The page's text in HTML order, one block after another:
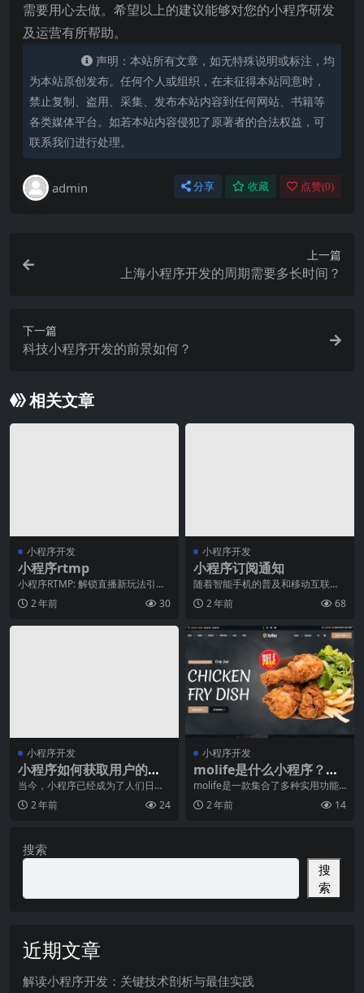
需要用心去做。希望以上的建议能够对您的小程序研发
及运营有所帮助。
声明：本站所有文章，如无特殊说明或标注，均
为本站原创发布。任何个人或组织，在未征得本站同意时，
禁止复制、盗用、采集、发布本站内容到任何网站、书籍等
各类媒体平台。如若本站内容侵犯了原著者的合法权益，可
联系我们进行处理。
admin 分享 收藏 点赞(0)
上一篇
上海小程序开发的周期需要多长时间？
下一篇
科技小程序开发的前景如何？
相关文章
小程序开发
小程序rtmp
小程序RTMP: 解锁直播新玩法引言
近年来，随着移动互联网的高速发
展，实时传输协
2 年前 30
小程序开发
小程序订阅通知
随着智能手机的普及和移动互联网
的快速发展，各种APP层出不穷，
为我们的日常生活提
2 年前 68
小程序开发
小程序如何获取用户的地
理位置信息？
当今，小程序已经成为了人们日常
生活中必不可少的工具之一。随着
小程序市场的不断扩大
2 年前 24
小程序开发
molife是什么小程序？有
哪些功能？
molife是一款集合了多种实用功能
的小程序。作为一款集成性应用，
molife在
2 年前 14
搜索
搜
索
近期文章
解读小程序开发：关键技术剖析与最佳实践